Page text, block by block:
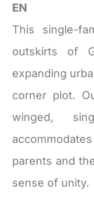
EN
This single-
outskirts of
expanding
corner plot.
winged,
parents and
sense of unity.